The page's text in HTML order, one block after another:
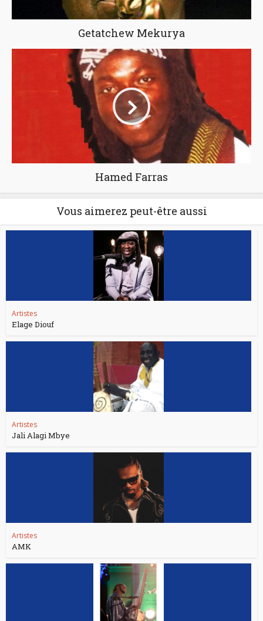
Getatchew Mekurya
Hamed Farras
Vous aimerez peut-être aussi
Artistes
Elage Diouf
Artistes
Jali Alagi Mbye
Artistes
AMK